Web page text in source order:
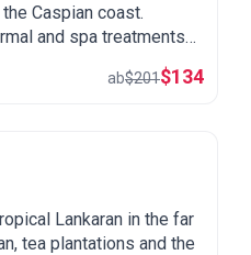
Caspian coast.
and spa treatments
ab$201$134
Lankaran in the far
tea plantations and the